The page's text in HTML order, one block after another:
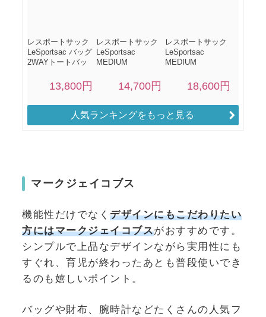
人気ランキングをもっと見る
マークジェイコブス
機能性だけでなく デザインにもこだわりたい
方にはマークジェイコブスがおすすめです。
シンプルで上品なデザインながら実用性にも
すぐれ、育児が終わったあとも普段使いでき
るのも嬉しいポイント。
バッグや財布、腕時計などたくさんの人気フ